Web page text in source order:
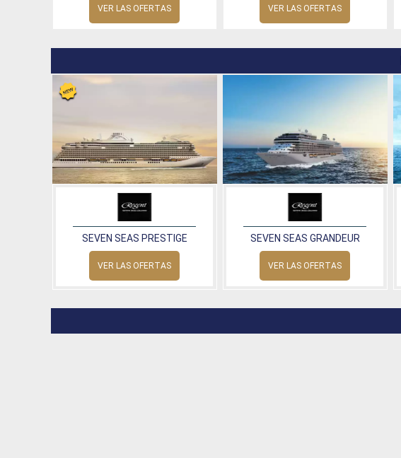
VER LAS OFERTAS VER LAS OFERTAS
SEVEN SEAS PRESTIGE
VER LAS OFERTAS
SEVEN SEAS GRANDEUR
VER LAS OFERTAS